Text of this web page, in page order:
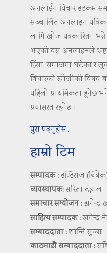
अनलाईन विचार डटकम
सञ्चालित अनलाइन
लागि खोज पत्रकारिता’
भएको यस अनलाइनले
हिंसा, समाजमा घटेका र
विचारको खोजीको विषय
पहिलो प्राथमिकता हुनेछ
प्रयासरत रहनेछ ।
पुरा पढ्नुहोस..
हाम्रो टिम
सम्पादक :डण्डिराज
व्यवस्थापक:सरिता दङ्गाल
समाचार सम्योजन :झगेन्द्र
साहित्य सम्पादक :खगेन्द्र
सम्बाददाता :शान्ति सुब्बा
काठमाडौं सम्बाददाता :